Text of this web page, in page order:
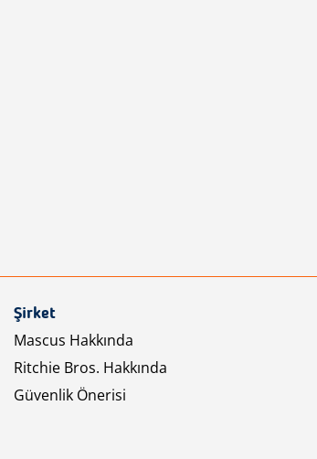
Şirket
Mascus Hakkında
Ritchie Bros. Hakkında
Güvenlik Önerisi